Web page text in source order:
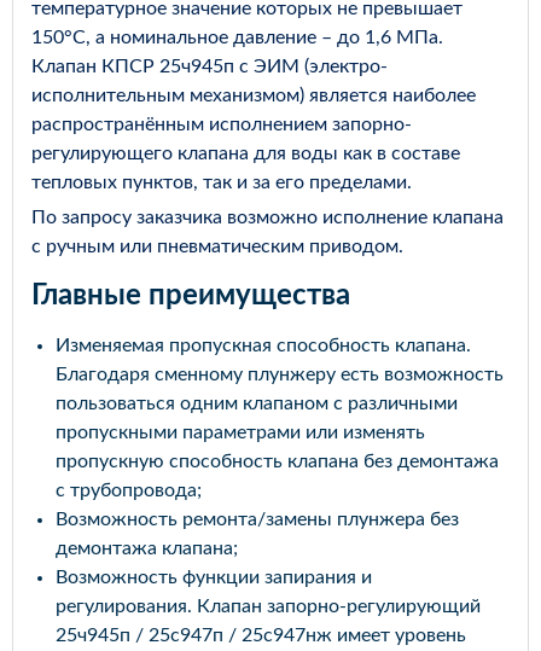
температурное значение которых не превышает
150°С, а номинальное давление – до 1,6 МПа.
Клапан КПСР 25ч945п с ЭИМ (электро-
исполнительным механизмом) является наиболее
распространённым исполнением запорно-
регулирующего клапана для воды как в составе
тепловых пунктов, так и за его пределами.
По запросу заказчика возможно исполнение клапана
с ручным или пневматическим приводом.
Главные преимущества
Изменяемая пропускная способность клапана.
Благодаря сменному плунжеру есть возможность
пользоваться одним клапаном с различными
пропускными параметрами или изменять
пропускную способность клапана без демонтажа
с трубопровода;
Возможность ремонта/замены плунжера без
демонтажа клапана;
Возможность функции запирания и
регулирования. Клапан запорно-регулирующий
25ч945п / 25с947п / 25с947нж имеет уровень